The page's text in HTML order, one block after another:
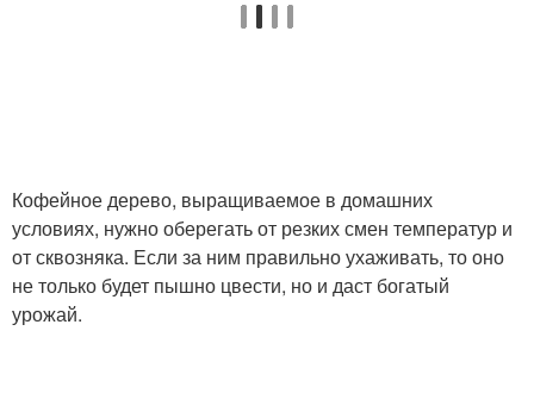
Кофейное дерево, выращиваемое в домашних
условиях, нужно оберегать от резких смен температур и
от сквозняка. Если за ним правильно ухаживать, то оно
не только будет пышно цвести, но и даст богатый
урожай.